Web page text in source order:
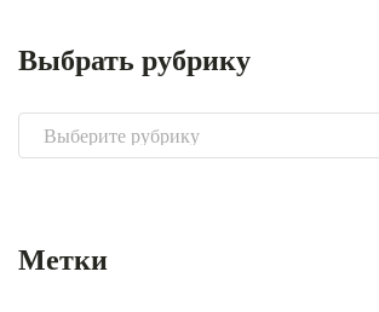
Выбрать рубрику
Выбрать
рубрику
Метки